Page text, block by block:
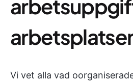
Vi vet alla vad